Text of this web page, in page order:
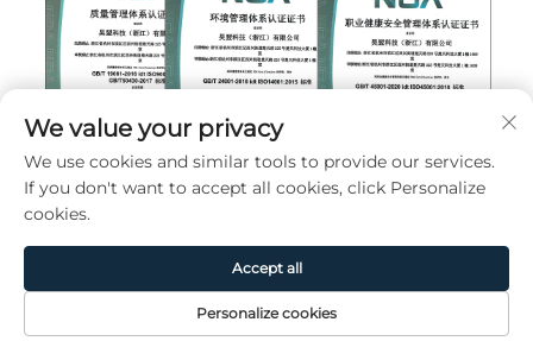
Página de
Producto Acerca de CONTACTO
We value your privacy
We use cookies and similar tools to provide our services.
If you don't want to accept all cookies, click Personalize
cookies.
Personalize cookies
Accept all